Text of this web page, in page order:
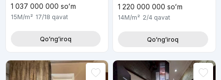
1 037 000 000 soʻm
15M/m² 17/18 qavat
Qoʻngʻiroq
1 220 000 000 soʻm
14M/m² 2/4 qavat
Qoʻngʻiroq